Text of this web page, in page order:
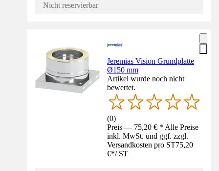
Nicht reservierbar
Jeremias Vision Grundplatte
Ø150 mm
Artikel wurde noch nicht
bewertet.
(0)
Preis — 75,20 € * Alle Preise
inkl. MwSt. und ggf. zzgl.
Versandkosten pro ST75,20
€*/ ST